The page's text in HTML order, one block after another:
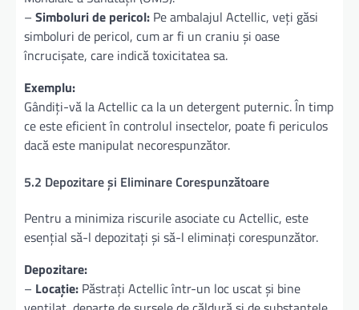
– Simboluri de pericol: Pe ambalajul Actellic, veți găsi
simboluri de pericol, cum ar fi un craniu și oase
încrucișate, care indică toxicitatea sa.
Exemplu:
Gândiți-vă la Actellic ca la un detergent puternic. În timp
ce este eficient în controlul insectelor, poate fi periculos
dacă este manipulat necorespunzător.
5.2 Depozitare și Eliminare Corespunzătoare
Pentru a minimiza riscurile asociate cu Actellic, este
esențial să-l depozitați și să-l eliminați corespunzător.
Depozitare:
– Locație: Păstrați Actellic într-un loc uscat și bine